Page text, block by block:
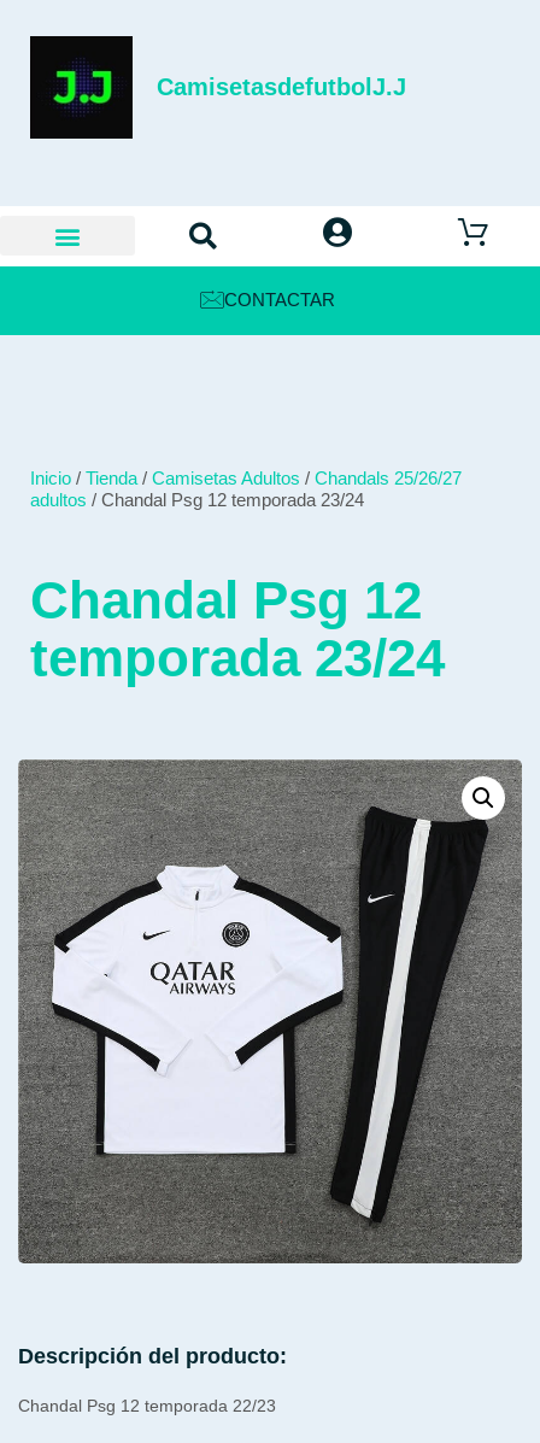
CamisetasdefutbolJ.J
CONTACTAR
Inicio / Tienda / Camisetas Adultos / Chandals 25/26/27
adultos / Chandal Psg 12 temporada 23/24
Chandal Psg 12
temporada 23/24
Descripción del producto:
Chandal Psg 12 temporada 22/23